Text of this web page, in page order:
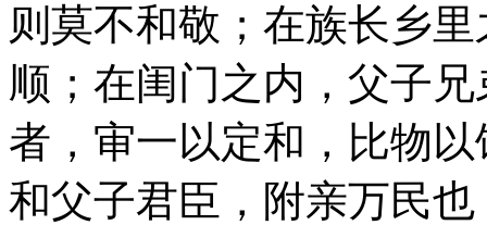
则莫不和敬；在族长乡
顺；在闺门之内，父子
者，审一以定和，比物
和父子君臣，附亲万民